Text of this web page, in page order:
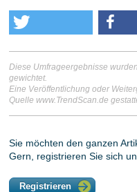
Diese Umfrageergebnisse
gewichtet.
Eine Veröffentlichung oder
Quelle www.TrendScan.de
Sie möchten den ganzen
Gern, registrieren Sie sich
Registrieren